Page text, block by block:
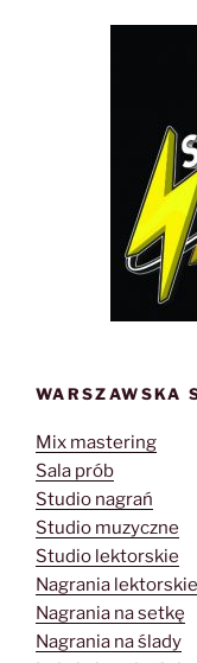
WARSZAWSKA
Mix mastering
Sala prób
Studio nagrań
Studio muzyczne
Studio lektorskie
Nagrania lektorskie
Nagrania na setkę
Nagrania na ślady